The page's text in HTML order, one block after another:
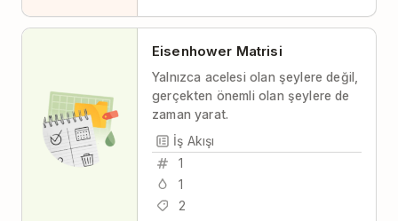
Eisenhower Matrisi
Yalnızca acelesi olan şeylere değil,
gerçekten önemli olan şeylere de
zaman yarat.
İş Akışı
1
1
2